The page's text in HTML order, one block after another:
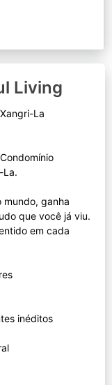
Living
La
La.
mundo, ganha
que você já viu.
em cada
inéditos